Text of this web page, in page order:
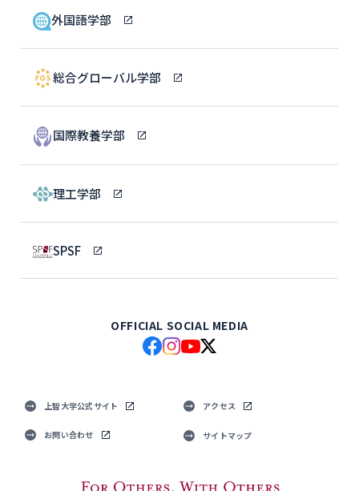
外国語学部
総合グローバル学部
国際教養学部
理工学部
SPSF
OFFICIAL SOCIAL MEDIA
上智大学公式サイト アクセス
お問い合わせ サイトマップ